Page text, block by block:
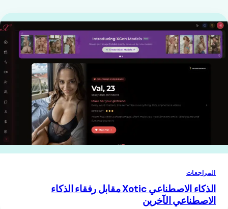
المراجعات
الذكاء الاصطناعي Xotic مقابل رفقاء الذكاء
الاصطناعي الآخرين